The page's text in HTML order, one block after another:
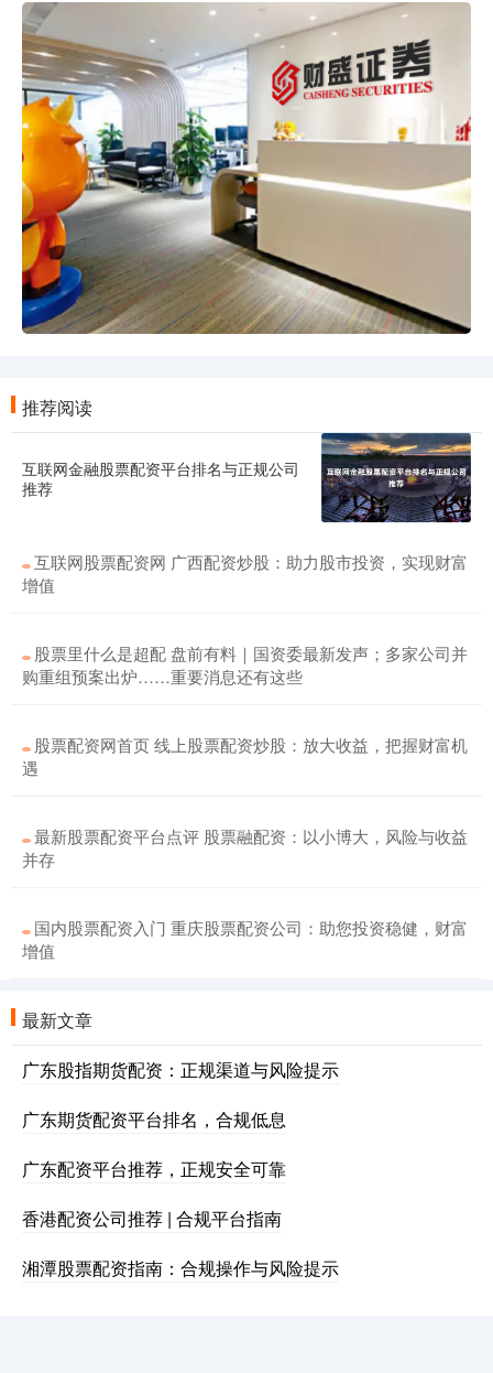
推荐阅读
互联网金融股票配资平台排名与正规公司
推荐
互联网股票配资网 广西配资炒股：助力股市投资，实现财富
增值
股票里什么是超配 盘前有料｜国资委最新发声；多家公司并
购重组预案出炉……重要消息还有这些
股票配资网首页 线上股票配资炒股：放大收益，把握财富机
遇
最新股票配资平台点评 股票融配资：以小博大，风险与收益
并存
国内股票配资入门 重庆股票配资公司：助您投资稳健，财富
增值
最新文章
广东股指期货配资：正规渠道与风险提示
广东期货配资平台排名，合规低息
广东配资平台推荐，正规安全可靠
香港配资公司推荐 | 合规平台指南
湘潭股票配资指南：合规操作与风险提示